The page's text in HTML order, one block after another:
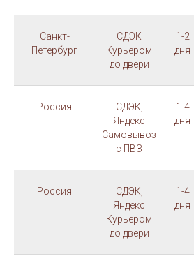
Санкт-
Петербург
СДЭК
Курьером
до двери
1-2
дня
Россия
СДЭК,
Яндекс
Самовывоз
с ПВЗ
1-4
дня
Россия
СДЭК,
Яндекс
Курьером
до двери
1-4
дня